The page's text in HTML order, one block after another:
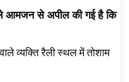
आमजन से अपील की गई है कि
व्यक्ति रैली स्थल में तोशाम